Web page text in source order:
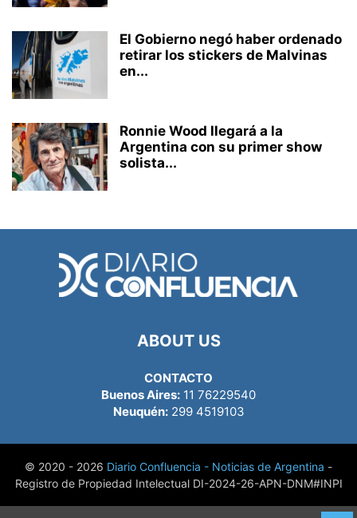
El Gobierno negó haber ordenado
retirar los stickers de Malvinas
en...
Ronnie Wood llegará a la
Argentina con su primer show
solista...
ABOUT US
CONTACTO
Buenos Aires: 11 76229540
Neuquén:299 4519103
© 2020 - 2026 Diario Confluencia - Noticias de Argentina -
Registro de Propiedad Intelectual DI-2024-26-APN-DNM#INPI